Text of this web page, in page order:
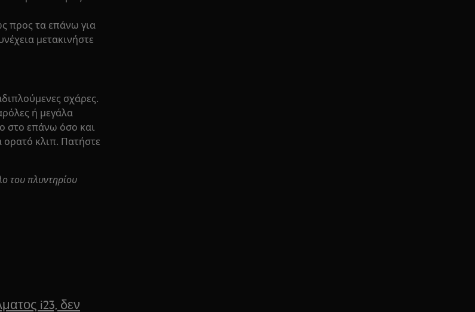
προς τα επάνω για
μετακινήστε
σχάρες.
ή μεγάλα
στο επάνω όσο και
ορατό κλιπ. Πατήστε
του πλυντηρίου
i23, δεν